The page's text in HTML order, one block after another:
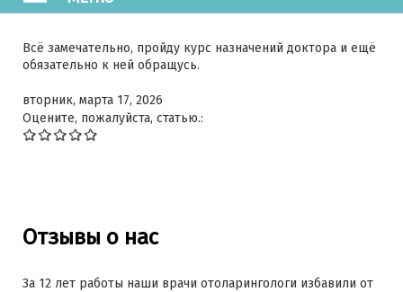
Всё замечательно, пройду курс назначений доктора и ещё
обязательно к ней обращусь.
вторник, марта 17, 2026
Оцените, пожалуйста, статью.:
Отзывы о нас
За 12 лет работы наши врачи отоларингологи избавили от